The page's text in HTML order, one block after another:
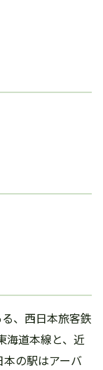
、西日本旅客鉄
海道本線と、近
の駅はアーバ